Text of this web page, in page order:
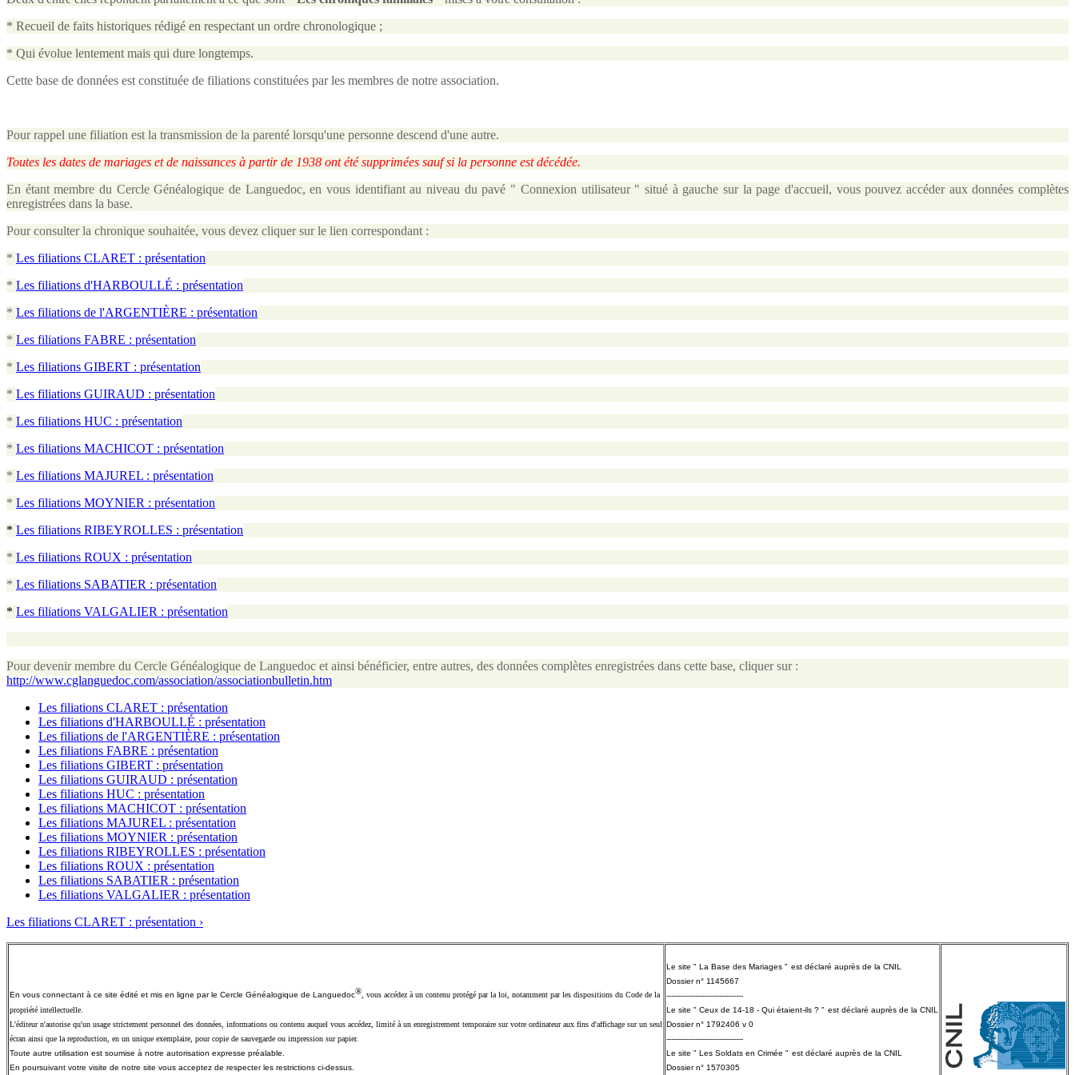
* Recueil de faits historiques rédigé en respectant un ordre chronologique ;
* Qui évolue lentement mais qui dure longtemps.
Cette base de données est constituée de filiations constituées par les membres de notre association.
Pour rappel une filiation est la transmission de la parenté lorsqu'une personne descend d'une autre.
Toutes les dates de mariages et de naissances à partir de 1938 ont été supprimées sauf si la personne est décédée.
En étant membre du Cercle Généalogique de Languedoc, en vous identifiant au niveau du pavé " Connexion utilisateur " situé à gauche sur la page d'accueil, vous pouvez accéder aux données complètes
enregistrées dans la base.
Pour consulter la chronique souhaitée, vous devez cliquer sur le lien correspondant :
* Les filiations CLARET : présentation
* Les filiations d'HARBOULLÉ : présentation
* Les filiations de l'ARGENTIÈRE : présentation
* Les filiations FABRE : présentation
* Les filiations GIBERT : présentation
* Les filiations GUIRAUD : présentation
* Les filiations HUC : présentation
* Les filiations MACHICOT : présentation
* Les filiations MAJUREL : présentation
* Les filiations MOYNIER : présentation
* Les filiations RIBEYROLLES : présentation
* Les filiations ROUX : présentation
* Les filiations SABATIER : présentation
* Les filiations VALGALIER : présentation
Pour devenir membre du Cercle Généalogique de Languedoc et ainsi bénéficier, entre autres, des données complètes enregistrées dans cette base, cliquer sur :
http://www.cglanguedoc.com/association/associationbulletin.htm
Les filiations CLARET : présentation
Les filiations d'HARBOULLÉ : présentation
Les filiations de l'ARGENTIÈRE : présentation
Les filiations FABRE : présentation
Les filiations GIBERT : présentation
Les filiations GUIRAUD : présentation
Les filiations HUC : présentation
Les filiations MACHICOT : présentation
Les filiations MAJUREL : présentation
Les filiations MOYNIER : présentation
Les filiations RIBEYROLLES : présentation
Les filiations ROUX : présentation
Les filiations SABATIER : présentation
Les filiations VALGALIER : présentation
Les filiations CLARET : présentation ›
En vous connectant à ce site édité et mis en ligne par le Cercle Généalogique de Languedoc®, vous accédez à un contenu protégé par la loi, notamment par les dispositions du Code de la
propriété intellectuelle.
L'éditeur n'autorise qu'un usage strictement personnel des données, informations ou contenu auquel vous accédez, limité à un enregistrement temporaire sur votre ordinateur aux fins d'affichage sur un seul
écran ainsi que la reproduction, en un unique exemplaire, pour copie de sauvegarde ou impression sur papier.
Toute autre utilisation est soumise à notre autorisation expresse préalable.
En poursuivant votre visite de notre site vous acceptez de respecter les restrictions ci-dessus.
Le site " La Base des Mariages " est déclaré auprès de la CNIL
Dossier n° 1145667
--------------------------------
Le site " Ceux de 14-18 - Qui étaient-ils ? " est déclaré auprès de la CNIL
Dossier n° 1792406 v 0
--------------------------------
Le site " Les Soldats en Crimée " est déclaré auprès de la CNIL
Dossier n° 1570305